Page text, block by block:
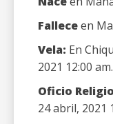
Falleceen
Vela: En
2021 12:00 am.
Oficio
24 abril, 2021